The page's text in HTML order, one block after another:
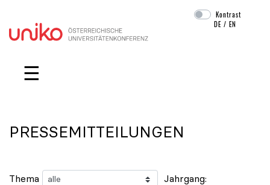
Navigation überspringen
Kontrast
DE /EN
☰
PRESSEMITTEILUNGEN
Thema Jahrgang: